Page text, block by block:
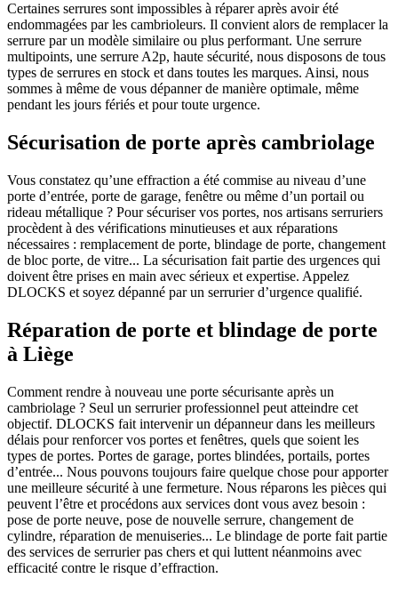
Certaines serrures sont impossibles à réparer après avoir été
endommagées par les cambrioleurs. Il convient alors de remplacer la
serrure par un modèle similaire ou plus performant. Une serrure
multipoints, une serrure A2p, haute sécurité, nous disposons de tous
types de serrures en stock et dans toutes les marques. Ainsi, nous
sommes à même de vous dépanner de manière optimale, même
pendant les jours fériés et pour toute urgence.
Sécurisation de porte après cambriolage
Vous constatez qu’une effraction a été commise au niveau d’une
porte d’entrée, porte de garage, fenêtre ou même d’un portail ou
rideau métallique ? Pour sécuriser vos portes, nos artisans serruriers
procèdent à des vérifications minutieuses et aux réparations
nécessaires : remplacement de porte, blindage de porte, changement
de bloc porte, de vitre... La sécurisation fait partie des urgences qui
doivent être prises en main avec sérieux et expertise. Appelez
DLOCKS et soyez dépanné par un serrurier d’urgence qualifié.
Réparation de porte et blindage de porte
à Liège
Comment rendre à nouveau une porte sécurisante après un
cambriolage ? Seul un serrurier professionnel peut atteindre cet
objectif. DLOCKS fait intervenir un dépanneur dans les meilleurs
délais pour renforcer vos portes et fenêtres, quels que soient les
types de portes. Portes de garage, portes blindées, portails, portes
d’entrée... Nous pouvons toujours faire quelque chose pour apporter
une meilleure sécurité à une fermeture. Nous réparons les pièces qui
peuvent l’être et procédons aux services dont vous avez besoin :
pose de porte neuve, pose de nouvelle serrure, changement de
cylindre, réparation de menuiseries... Le blindage de porte fait partie
des services de serrurier pas chers et qui luttent néanmoins avec
efficacité contre le risque d’effraction.